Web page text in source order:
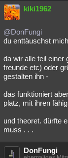
Menschen
Spiritualität
weitere Rubriken
Philosophie
Astronomie
Musik Clash
Übersichten
Besucht
kiki1962
@DonFungi
du enttäuschst
da wir alle teil einer
freunde etc) oder
gestalten ihn -
das funktioniert
platz, mit ihren
und theoret. dürfte
muss . . .
DonFungi